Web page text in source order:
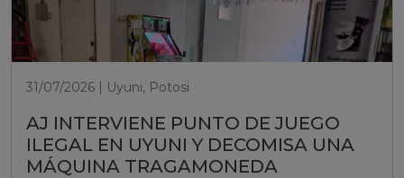
31/07/2026 | Uyuni, Potosi
AJ INTERVIENE PUNTO DE JUEGO
ILEGAL EN UYUNI Y DECOMISA UNA
MÁQUINA TRAGAMONEDA